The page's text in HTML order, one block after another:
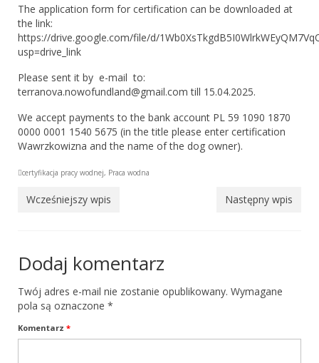
Sekcja Dogoterapii
Dogoteriapia Przepisy i Regulaminy
Dogoteriapia Informacje
Sekcje pracy z nowofundlandem
Sekcja Pracy Wodnej
certyfikacje PW
Przepisy innych krajów
The application form for certification can be downloaded at
the link:
https://drive.google.com/file/d/
usp=drive_link
Please sent it by e-mail to:
terranova.nowofundland@gmail.com till 15.04.2025.
We accept payments to the bank account PL 59 1090 1870
0000 0001 1540 5675 (in the title please enter certification
Wawrzkowizna and the name of the dog owner).
certyfikacja pracy wodnej, Praca wodna
Wcześniejszy wpis Następny wpis
Dodaj komentarz
Twój adres e-mail nie zostanie opublikowany. Wymagane
pola są oznaczone *
Komentarz *